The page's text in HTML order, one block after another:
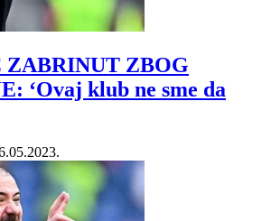
ZABRINUT ZBOG
‘Ovaj klub ne sme da